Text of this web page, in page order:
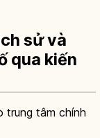
sử và
qua kiến
trung tâm chính